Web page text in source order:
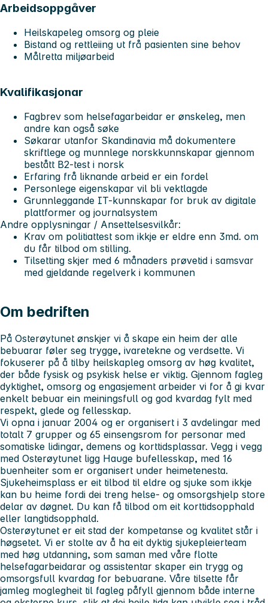
Arbeidsoppgåver
Heilskapeleg omsorg og pleie
Bistand og rettleiing ut frå pasienten sine behov
Målretta miljøarbeid
Kvalifikasjonar
Fagbrev som helsefagarbeidar er ønskeleg, men
andre kan også søke
Søkarar utanfor Skandinavia må dokumentere
skriftlege og munnlege norskkunnskapar gjennom
bestått B2-test i norsk
Erfaring frå liknande arbeid er ein fordel
Personlege eigenskapar vil bli vektlagde
Grunnleggande IT-kunnskapar for bruk av digitale
plattformer og journalsystem
Andre opplysningar / Ansettelsesvilkår:
Krav om politiattest som ikkje er eldre enn 3md. om
du får tilbod om stilling.
Tilsetting skjer med 6 månaders prøvetid i samsvar
med gjeldande regelverk i kommunen
Om bedriften
På Osterøytunet ønskjer vi å skape ein heim der alle
bebuarar føler seg trygge, ivaretekne og verdsette. Vi
fokuserer på å tilby heilskapleg omsorg av høg kvalitet,
der både fysisk og psykisk helse er viktig. Gjennom fagleg
dyktighet, omsorg og engasjement arbeider vi for å gi kvar
enkelt bebuar ein meiningsfull og god kvardag fylt med
respekt, glede og fellesskap.
Vi opna i januar 2004 og er organisert i 3 avdelingar med
totalt 7 grupper og 65 einsengsrom for personar med
somatiske lidingar, demens og korttidsplassar. Vegg i vegg
med Osterøytunet ligg Hauge bufellesskap, med 16
buenheiter som er organisert under heimetenesta.
Sjukeheimsplass er eit tilbod til eldre og sjuke som ikkje
kan bu heime fordi dei treng helse- og omsorgshjelp store
delar av døgnet. Du kan få tilbod om eit korttidsopphald
eller langtidsopphald.
Osterøytunet er eit stad der kompetanse og kvalitet står i
høgsetet. Vi er stolte av å ha eit dyktig sjukepleierteam
med høg utdanning, som saman med våre flotte
helsefagarbeidarar og assistentar skaper ein trygg og
omsorgsfull kvardag for bebuarane. Våre tilsette får
jamleg moglegheit til fagleg påfyll gjennom både interne